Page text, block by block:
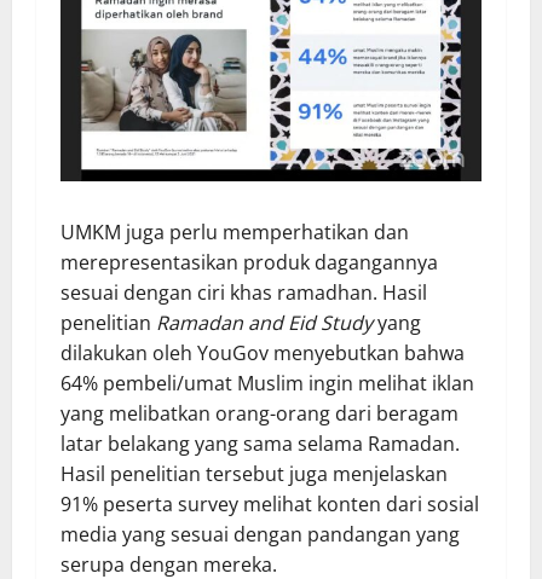
UMKM juga perlu memperhatikan dan
merepresentasikan produk dagangannya
sesuai dengan ciri khas ramadhan. Hasil
penelitian Ramadan and Eid Studyyang
dilakukan oleh YouGov menyebutkan bahwa
64% pembeli/umat Muslim ingin melihat iklan
yang melibatkan orang-orang dari beragam
latar belakang yang sama selama Ramadan.
Hasil penelitian tersebut juga menjelaskan
91% peserta survey melihat konten dari sosial
media yang sesuai dengan pandangan yang
serupa dengan mereka.